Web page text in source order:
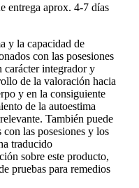
entrega aprox. 4-7 días
y la capacidad de
con las posesiones
carácter integrador y
de la valoración hacia
y en la consiguiente
de la autoestima
También puede
con las posesiones y los
traducido
sobre este producto,
pruebas para remedios